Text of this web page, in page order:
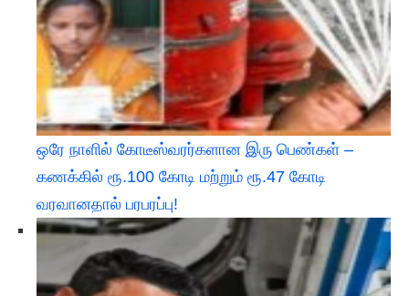
ஒரே நாளில் கோடீஸ்வரர்களான இரு பெண்கள் –
கணக்கில் ரூ.100 கோடி மற்றும் ரூ.47 கோடி
வரவானதால் பரபரப்பு!